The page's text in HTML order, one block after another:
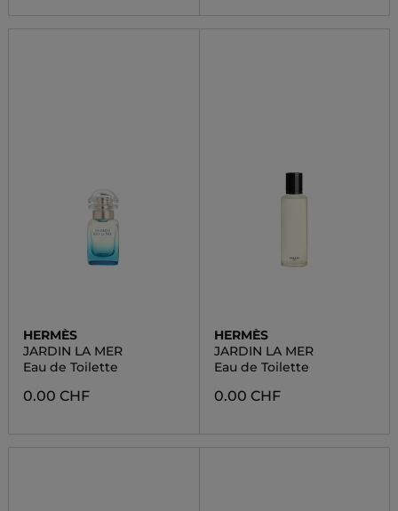
HERMÈS
JARDIN LA MER
Eau de Toilette
0.00 CHF
HERMÈS
JARDIN LA MER
Eau de Toilette
0.00 CHF